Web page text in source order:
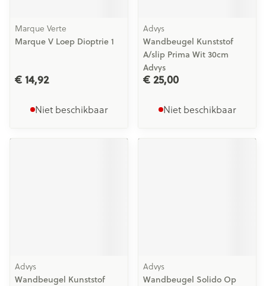
Marque Verte
Marque V Loep Dioptrie 1
€ 14,92
Niet beschikbaar
Advys
Wandbeugel Kunststof
A/slip Prima Wit 30cm
Advys
€ 25,00
Niet beschikbaar
Advys
Wandbeugel Kunststof
Advys
Wandbeugel Solido Op